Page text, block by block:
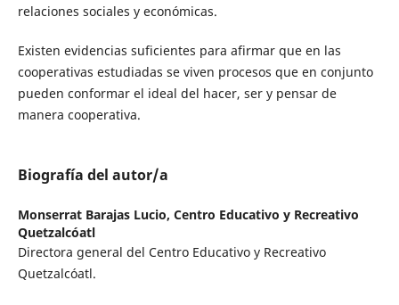
relaciones sociales y económicas.
Existen evidencias suficientes para afirmar que en las
cooperativas estudiadas se viven procesos que en conjunto
pueden conformar el ideal del hacer, ser y pensar de
manera cooperativa.
Biografía del autor/a
Monserrat Barajas Lucio, Centro Educativo y Recreativo
Quetzalcóatl
Directora general del Centro Educativo y Recreativo
Quetzalcóatl.